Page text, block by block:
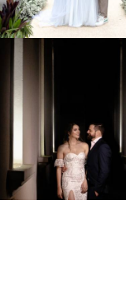
1393